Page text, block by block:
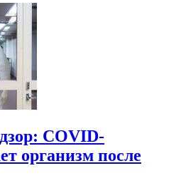
COVID-
организм после